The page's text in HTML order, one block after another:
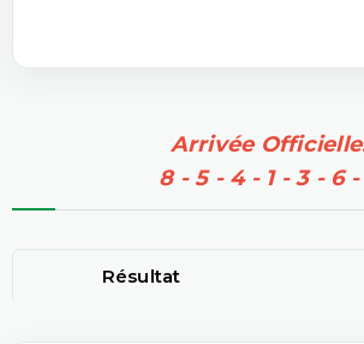
Arrivée
8 - 5 - 4 - 1 - 3 - 6 -
Résultat